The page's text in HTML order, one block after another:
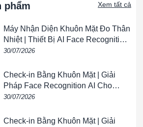
(D): 240 mm
: 50 mm
Nặng:
Dựng: Như máy xúc, máy ủi và các
khác.
như máy nghiền, máy cán.
phẩm Xem tất cả
Máy Nhận Diện Khuôn Mặt Đo Thân
Nhiệt | Thiết Bị AI Face Recognition
& Temperature Screening |
30/07/2026
Check-in Bằng Khuôn Mặt | Giải
Pháp Face Recognition AI Cho
Doanh Nghiệp | VIETPHAT
30/07/2026
Check-in Bằng Khuôn Mặt | Giải